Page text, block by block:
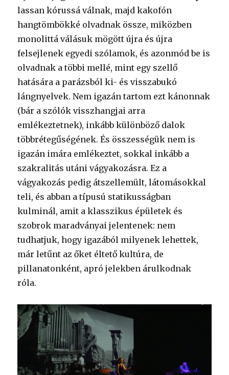
lassan kórussá válnak, majd kakofón
hangtömbökké olvadnak össze, miközben
monolittá válásuk mögött újra és újra
felsejlenek egyedi szólamok, és azonmód be is
olvadnak a többi mellé, mint egy szellő
hatására a parázsból ki- és visszabukó
lángnyelvek. Nem igazán tartom ezt kánonnak
(bár a szólók visszhangjai arra
emlékeztetnek), inkább különböző dalok
többrétegűségének. És összességük nem is
igazán imára emlékeztet, sokkal inkább a
szakralitás utáni vágyakozásra. Ez a
vágyakozás pedig átszellemült, látomásokkal
teli, és abban a típusú statikusságban
kulminál, amit a klasszikus épületek és
szobrok maradványai jelentenek: nem
tudhatjuk, hogy igazából milyenek lehettek,
már letűnt az őket éltető kultúra, de
pillanatonként, apró jelekben árulkodnak
róla.